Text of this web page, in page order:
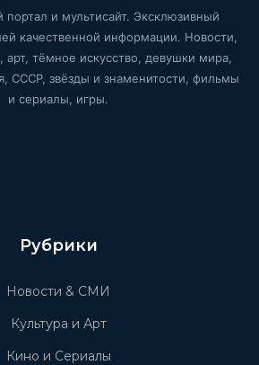
и мультисайт. Эксклюзивный
качественной информации. Новости,
тёмное искусство, девушки мира,
СССР, звёзды и знаменитости, фильмы
и сериалы, игры.
Рубрики
Новости & СМИ
Культура и Арт
Кино и Сериалы